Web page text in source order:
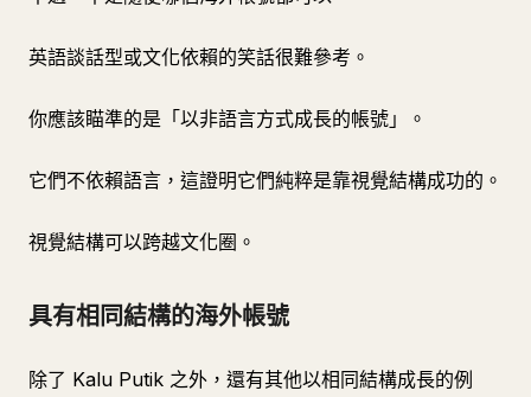
英語談話型或文化依賴的笑話很難參考。
你應該瞄準的是「以非語言方式成長的帳號」。
它們不依賴語言，這證明它們純粹是靠視覺結構成功的。
視覺結構可以跨越文化圈。
具有相同結構的海外帳號
除了 Kalu Putik 之外，還有其他以相同結構成長的例